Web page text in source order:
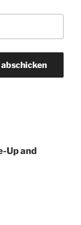
Up and